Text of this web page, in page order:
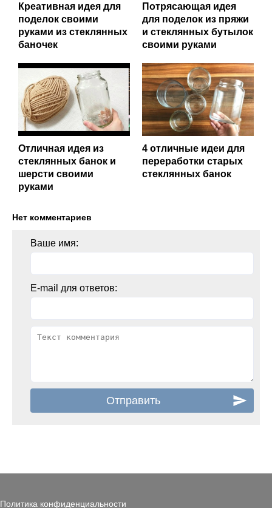
Креативная идея для
поделок своими
руками из стеклянных
баночек
Потрясающая идея
для поделок из пряжи
и стеклянных бутылок
своими руками
Отличная идея из
стеклянных банок и
шерсти своими
руками
4 отличные идеи для
переработки старых
стеклянных банок
Нет комментариев
Ваше имя:
E-mail для ответов:
Политика конфиденциальности